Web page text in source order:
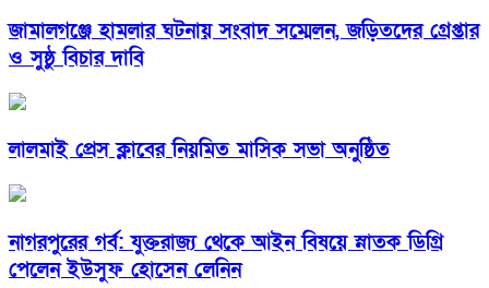
জামালগঞ্জে হামলার ঘটনায় সংবাদ সম্মেলন, জড়িতদের গ্রেপ্তার
ও সুষ্ঠু বিচার দাবি
লালমাই প্রেস ক্লাবের নিয়মিত মাসিক সভা অনুষ্ঠিত
নাগরপুরের গর্ব: যুক্তরাজ্য থেকে আইন বিষয়ে স্নাতক ডিগ্রি
পেলেন ইউসুফ হোসেন লেনিন